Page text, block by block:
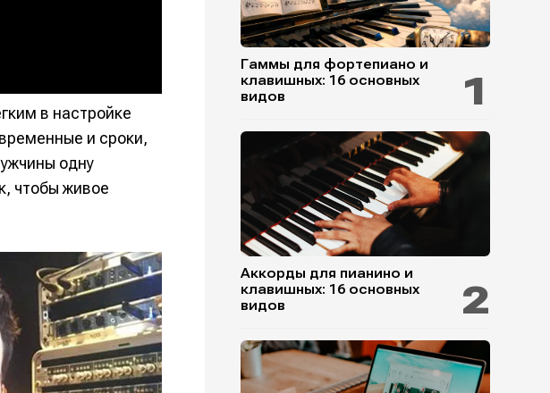
в настройке
и сроки,
одну
чтобы живое
Гаммы для фортепиано и
клавишных: 16 основных
видов
Аккорды для пианино и
клавишных: 16 основных
видов